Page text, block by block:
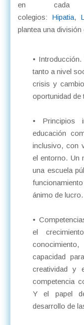
en cada
colegios: Hipatia,
plantea una
•
tanto a nivel
crisis y
oportunidad
• Principios
educación
inclusivo, con
el entorno. Un
una escuela
ánimo de lucro.
•
el
capacidad
creatividad y
competencia
Y el papel
desarrollo de